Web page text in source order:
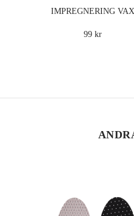
IMPREGNERING VAX
99 kr